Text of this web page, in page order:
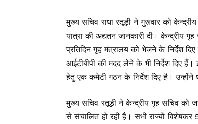
मुख्य सचिव राधा रतूड़ी ने गुरूवार को
यात्रा की अद्यतन जानकारी दी। केन्द्रीय गृह
प्रतिदिन गृह मंत्रालय को भेजने के निर्देश
आईटीबीपी की मदद लेने के भी निर्देश दिए
हेतु एक कमेटी गठन के निर्देश दिए है। उन्होंने
मुख्य सचिव रतूड़ी ने केन्द्रीय गृह सचिव को
से संचालित हो रही है। सभी राज्यों विशेषकर